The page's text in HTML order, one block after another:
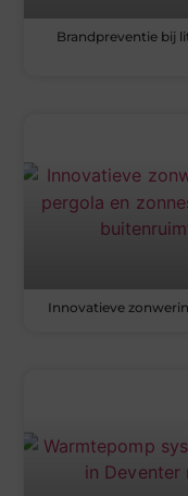
Brandpreventie bij
Innovatieve